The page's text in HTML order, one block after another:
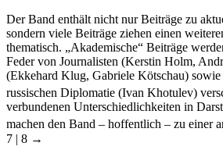
Der Band enthält nicht nur Beiträge zu
sondern viele Beiträge ziehen einen
thematisch. „Akademische“ Beiträge
Feder von Journalisten (Kerstin Holm,
(Ekkehard Klug, Gabriele Kötschau) sowie
russischen Diplomatie (Ivan Khotulev)
verbundenen Unterschiedlichkeiten in
machen den Band – hoffentlich – zu einer
7 | 8 →